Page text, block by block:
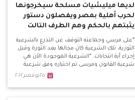
لديها ميليشيات مسلحة سيخرجونها
لحرب أهلية بمصر ويفصلون دستور
يثبتهم بالحكم وهم الطرف التالت
*على مرسي وجماعته التوقف عن التذرع بالشرعية
الثورية، تلك الشرعية كان مجالها بعد الثورة وقبل
إجراء أية انتخابات. *الشرعية الموجودة الآن هي
شرعية القانون ومرسي تم اختياره وفق شرعية
القانون وليس شرعية الثورة، فهو لم يكن قائد
بغير منطقه.
٢٥نوفمبر٢٠١٢